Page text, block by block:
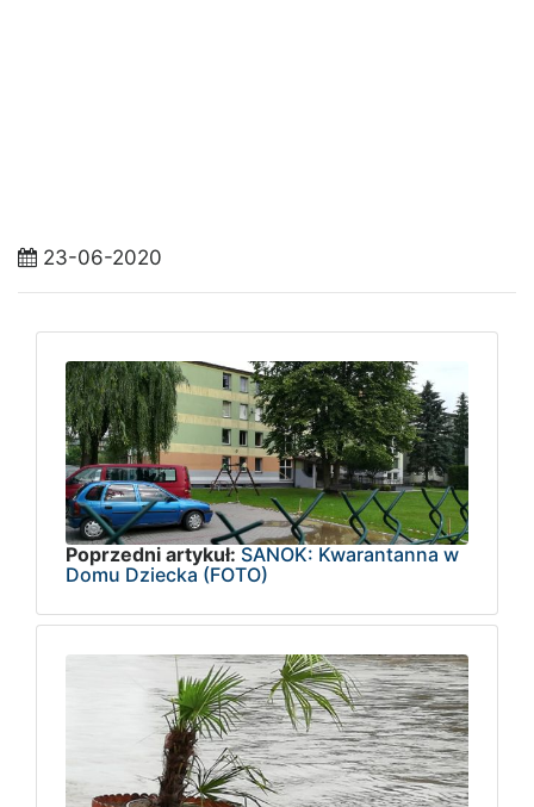
23-06-2020
Poprzedni artykuł: SANOK: Kwarantanna w
Domu Dziecka (FOTO)